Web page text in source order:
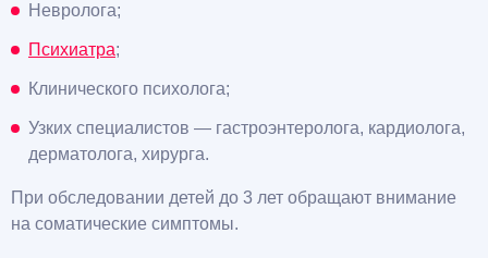
Невролога;
Психиатра;
Клинического психолога;
Узких специалистов — гастроэнтеролога, кардиолога,
дерматолога, хирурга.
При обследовании детей до 3 лет обращают внимание
на соматические симптомы.